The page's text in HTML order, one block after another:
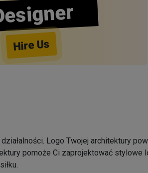
Hire Us
Logo Twojej architektury
pomoże Ci zaprojektować stylowe